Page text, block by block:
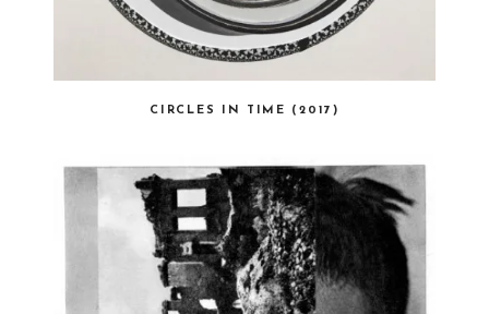
CIRCLES IN TIME (2017)